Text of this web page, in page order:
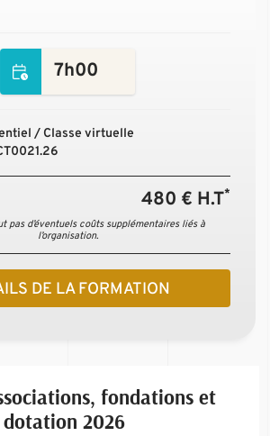
7h00
/ Classe virtuelle
480 € H.T*
pas d’éventuels coûts supplémentaires liés à
l’organisation.
DE LA FORMATION
fondations et
2026